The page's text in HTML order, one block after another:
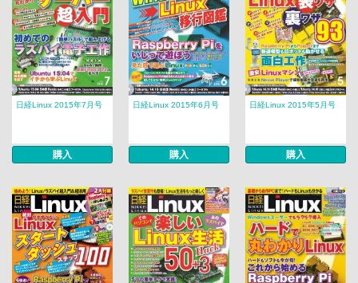
日経Linux 2015年7月号
購入
日経Linux 2015年6月号
購入
日経Linux 2015年5月号
購入